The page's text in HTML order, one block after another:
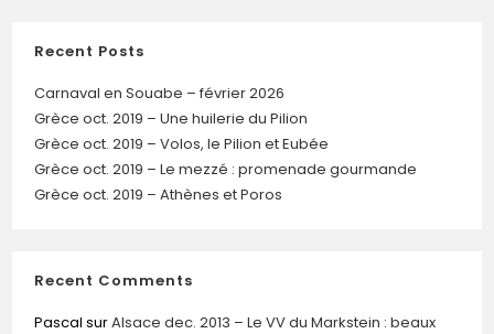
Recent Posts
Carnaval en Souabe – février 2026
Grèce oct. 2019 – Une huilerie du Pilion
Grèce oct. 2019 – Volos, le Pilion et Eubée
Grèce oct. 2019 – Le mezzé : promenade gourmande
Grèce oct. 2019 – Athènes et Poros
Recent Comments
Pascal surAlsace dec. 2013 – Le VV du Markstein : beaux